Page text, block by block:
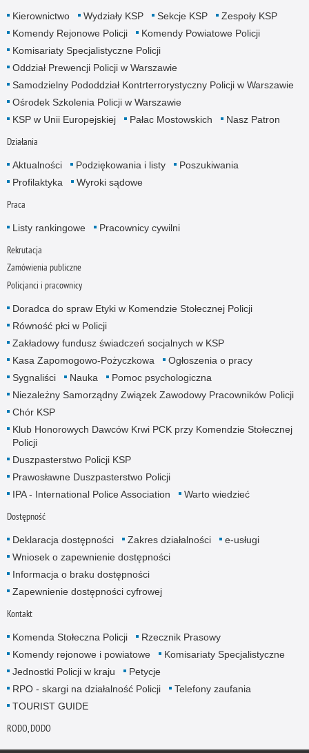
Kierownictwo Wydziały KSP Sekcje KSP
Zespoły KSP
Komendy Rejonowe Policji
Komendy Powiatowe Policji
Komisariaty Specjalistyczne Policji
Oddział Prewencji Policji w Warszawie
Samodzielny Pododdział Kontrterrorystyczny Policji w Warszawie
Ośrodek Szkolenia Policji w Warszawie
KSP w Unii Europejskiej
Pałac Mostowskich Nasz Patron
Działania
Aktualności Podziękowania i listy
Poszukiwania
Profilaktyka
Wyroki sądowe
Praca
Listy rankingowe Pracownicy cywilni
Rekrutacja
Zamówienia publiczne
Policjanci i pracownicy
Doradca do spraw Etyki w Komendzie Stołecznej Policji
Równość płci w Policji
Zakładowy fundusz świadczeń socjalnych w KSP
Kasa Zapomogowo-Pożyczkowa
Ogłoszenia o pracy
Sygnaliści
Nauka
Pomoc psychologiczna
Niezależny Samorządny Związek Zawodowy Pracowników Policji
Chór KSP
Klub Honorowych Dawców Krwi PCK przy Komendzie Stołecznej
Policji
Duszpasterstwo Policji KSP
Prawosławne Duszpasterstwo Policji
IPA - International Police Association
Warto wiedzieć
Dostępność
Deklaracja dostępności Zakres działalności
e-usługi
Wniosek o zapewnienie dostępności
Informacja o braku dostępności
Zapewnienie dostępności cyfrowej
Kontakt
Komenda Stołeczna Policji
Rzecznik Prasowy
Komendy rejonowe i powiatowe
Komisariaty Specjalistyczne
Jednostki Policji w kraju
Petycje
RPO - skargi na działalność Policji
Telefony zaufania
TOURIST GUIDE
RODO, DODO